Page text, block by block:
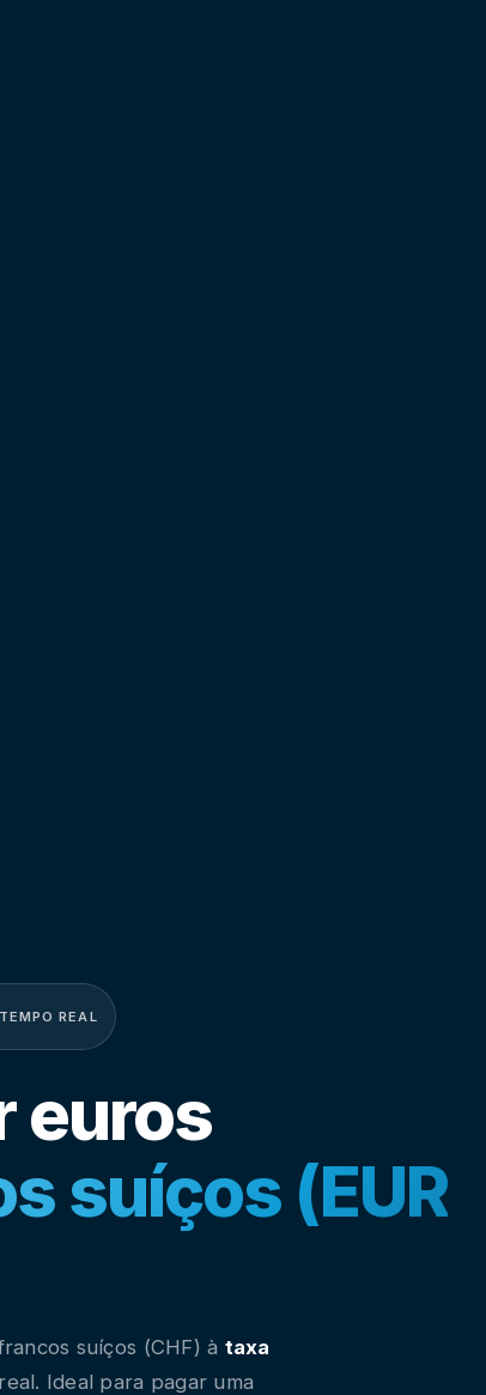
REAL
euros
suíços (EUR
suíços (CHF) à taxa
Ideal para pagar uma